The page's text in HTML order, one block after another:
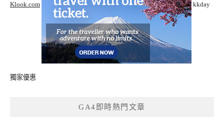
Klook.com kkday
獨家優惠
GA4即時熱門文章